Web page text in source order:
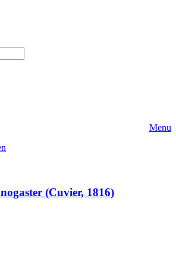
Menu
(Cuvier, 1816)